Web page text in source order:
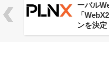
ーバル
「
ンを決定